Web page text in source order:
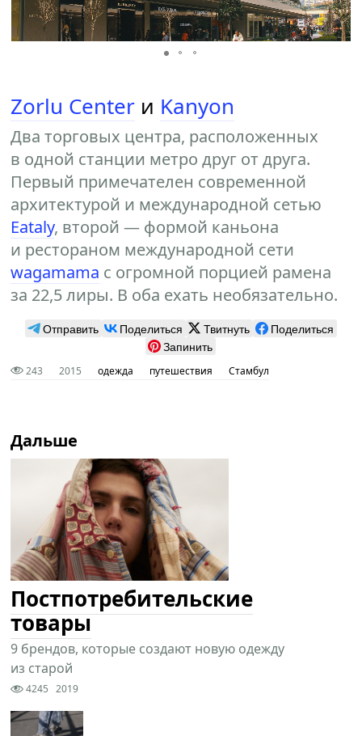
Zorlu Center и Kanyon
Два торговых центра, расположенных
в одной станции метро друг от друга.
Первый примечателен современной
архитектурой и международной сетью
Eataly, второй — формой каньона
и рестораном международной сети
wagamama с огромной порцией рамена
за 22,5 лиры. В оба ехать необязательно.
Отправить Поделиться Твитнуть
Поделиться
Запинить
243 2015 одежда путешествия Стамбул
Дальше
Постпотребительские
товары
9 брендов, которые создают новую одежду
из старой
4245 2019